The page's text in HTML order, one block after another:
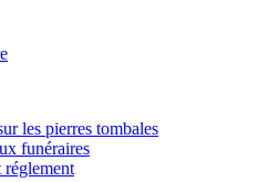
les pierres tombales
funéraires
réglement